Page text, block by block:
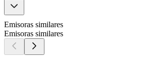
Emisoras similares
Emisoras similares